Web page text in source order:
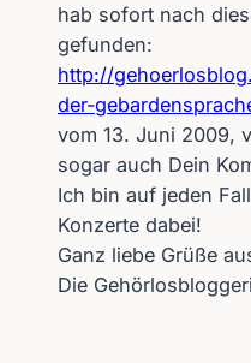
hab sofort nach
gefunden:
http://
der-
vom 13. Juni 2009,
sogar auch Dein
Ich bin auf jeden
Konzerte dabei!
Ganz liebe Grüße
Die